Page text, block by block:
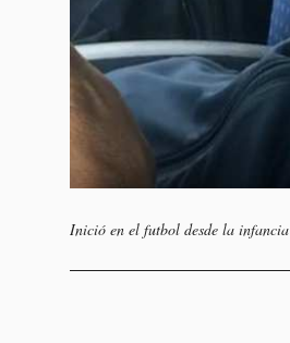
Inició en el futbol desde la infancia